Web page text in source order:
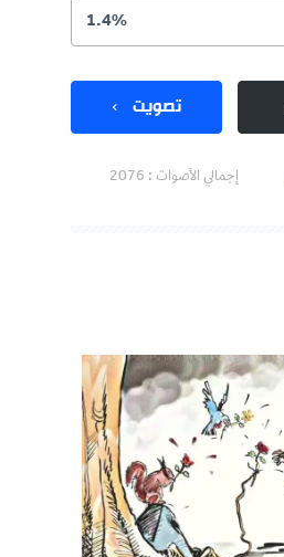
1.4%
تصويت
إجمالي الأصوات : 2076